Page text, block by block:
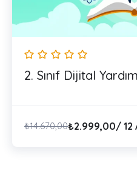
2. Sınıf Dijital
₺14.670,00₺2.999,00/ 12